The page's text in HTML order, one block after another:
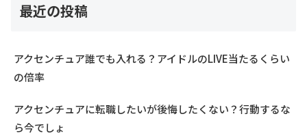
最近の投稿
アクセンチュア誰でも入れる？アイドルのLIVE当たるくらい
の倍率
アクセンチュアに転職したいが後悔したくない？行動するな
ら今でしょ